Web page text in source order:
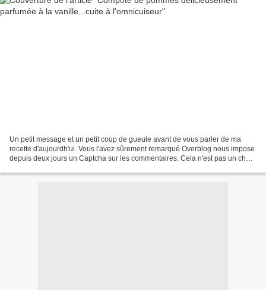
Un petit message et un petit coup de gueule avant de vous parler de ma
recette d'aujourdh'ui. Vous l'avez sûrement remarqué Overblog nous impose
depuis deux jours un Captcha sur les commentaires. Cela n'est pas un choix